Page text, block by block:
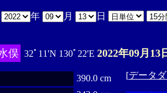
年 月 日
俣 32ﾟ11'N 130ﾟ22'E 2022年09月13
390.0 cm
[データ